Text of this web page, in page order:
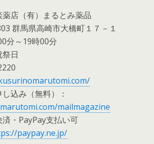
店（有）まるとみ薬品
群馬県高崎市大橋町１７－１
分～19時00分
日
込み（無料）：
mailmagazine
・PayPay支払い可
paypay.ne.jp/